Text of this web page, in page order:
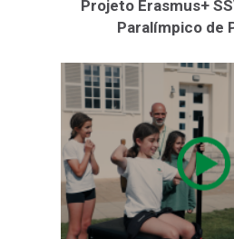
Projeto Erasmus+
Paralímpico de